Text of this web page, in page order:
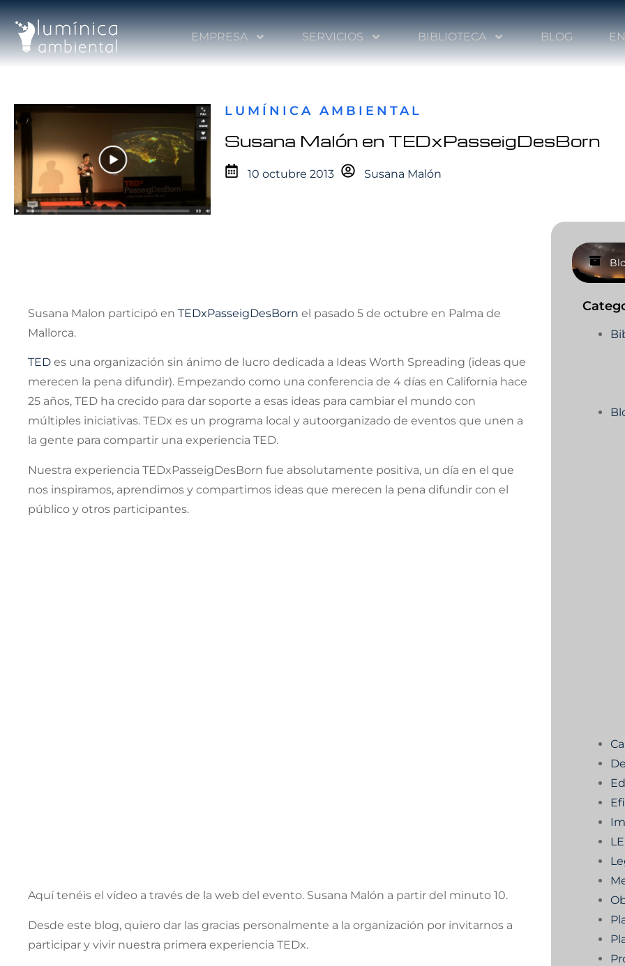
EMPRESA SERVICIOS BIBLIOTECA BLOG
LUMÍNICA AMBIENTAL
Susana Malón en TEDxPasseigDesBorn
10 octubre 2013 Susana Malón
Susana Malon participó en TEDxPasseigDesBorn el pasado 5 de octubre en Palma de
Mallorca.
TED es una organización sin ánimo de lucro dedicada a Ideas Worth Spreading (ideas que
merecen la pena difundir). Empezando como una conferencia de 4 días en California hace
25 años, TED ha crecido para dar soporte a esas ideas para cambiar el mundo con
múltiples iniciativas. TEDx es un programa local y autoorganizado de eventos que unen a
la gente para compartir una experiencia TED.
Nuestra experiencia TEDxPasseigDesBorn fue absolutamente positiva, un día en el que
nos inspiramos, aprendimos y compartimos ideas que merecen la pena difundir con el
público y otros participantes.
Aquí tenéis el vídeo a través de la web del evento. Susana Malón a partir del minuto 10.
Desde este blog, quiero dar las gracias personalmente a la organización por invitarnos a
participar y vivir nuestra primera experiencia TEDx.